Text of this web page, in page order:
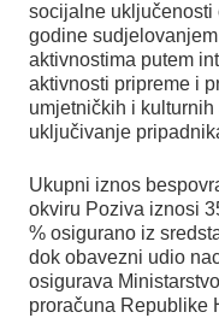
socijalne uključenosti
godine
aktivnostima putem
aktivnosti pripreme i
umjetničkih i
uključivanje
Ukupni iznos
okviru Poziva iznosi
% osigurano iz
dok obavezni udio
osigurava
proračuna Republike